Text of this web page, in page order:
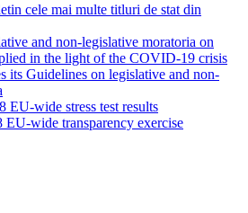
cele mai multe titluri de stat din
and non-legislative moratoria on
in the light of the COVID-19 crisis
its Guidelines on legislative and non-
EU-wide stress test results
EU-wide transparency exercise